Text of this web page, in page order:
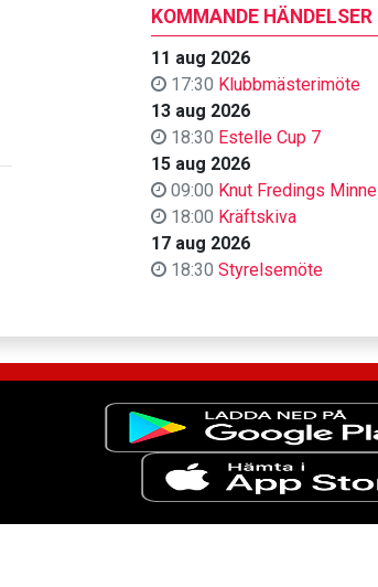
KOMMANDE HÄNDELSER
11 aug 2026
17:30 Klubbmästerimöte
13 aug 2026
18:30 Estelle Cup 7
15 aug 2026
09:00 Knut Fredings Minne
18:00 Kräftskiva
17 aug 2026
18:30 Styrelsemöte